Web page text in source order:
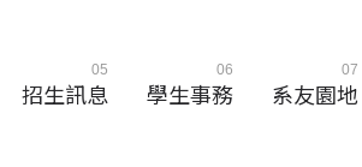
05
招生訊息
06
學生事務
07
系友園地